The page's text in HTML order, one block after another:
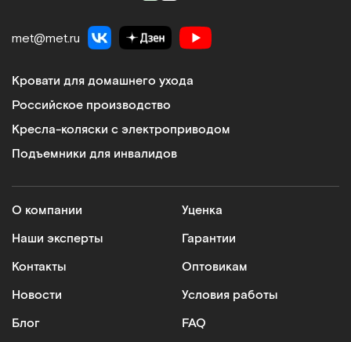
met@met.ru
Кровати для домашнего ухода
Российское производство
Кресла-коляски с электроприводом
Подъемники для инвалидов
О компании
Наши эксперты
Контакты
Новости
Блог
Уценка
Гарантии
Оптовикам
Условия работы
FAQ